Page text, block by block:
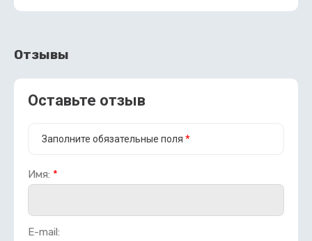
Отзывы
Оставьте отзыв
Заполните обязательные поля *
Имя: *
E-mail: